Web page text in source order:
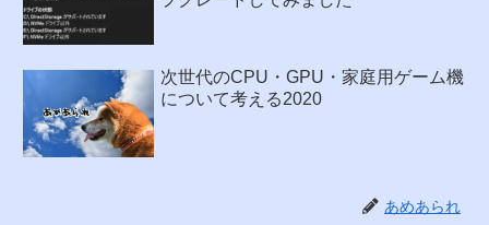
次世代のCPU・GPU・家庭用ゲーム機
について考える2020
あめあられ